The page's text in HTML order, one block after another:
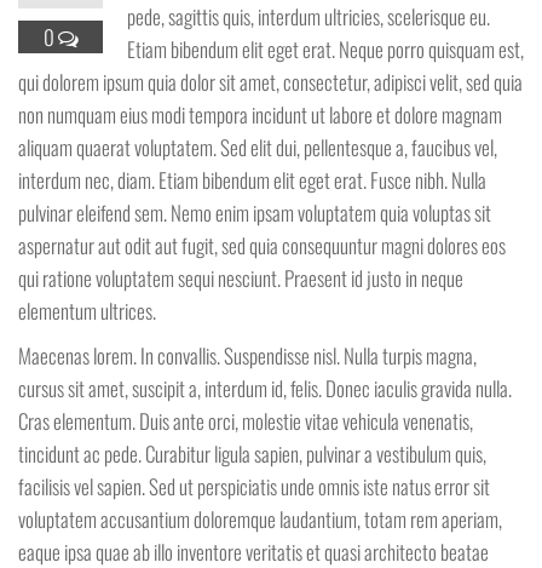
0
pede, sagittis quis, interdum ultricies, scelerisque eu.
Etiam bibendum elit eget erat. Neque porro quisquam est,
qui dolorem ipsum quia dolor sit amet, consectetur, adipisci velit, sed quia
non numquam eius modi tempora incidunt ut labore et dolore magnam
aliquam quaerat voluptatem. Sed elit dui, pellentesque a, faucibus vel,
interdum nec, diam. Etiam bibendum elit eget erat. Fusce nibh. Nulla
pulvinar eleifend sem. Nemo enim ipsam voluptatem quia voluptas sit
aspernatur aut odit aut fugit, sed quia consequuntur magni dolores eos
qui ratione voluptatem sequi nesciunt. Praesent id justo in neque
elementum ultrices.
Maecenas lorem. In convallis. Suspendisse nisl. Nulla turpis magna,
cursus sit amet, suscipit a, interdum id, felis. Donec iaculis gravida nulla.
Cras elementum. Duis ante orci, molestie vitae vehicula venenatis,
tincidunt ac pede. Curabitur ligula sapien, pulvinar a vestibulum quis,
facilisis vel sapien. Sed ut perspiciatis unde omnis iste natus error sit
voluptatem accusantium doloremque laudantium, totam rem aperiam,
eaque ipsa quae ab illo inventore veritatis et quasi architecto beatae